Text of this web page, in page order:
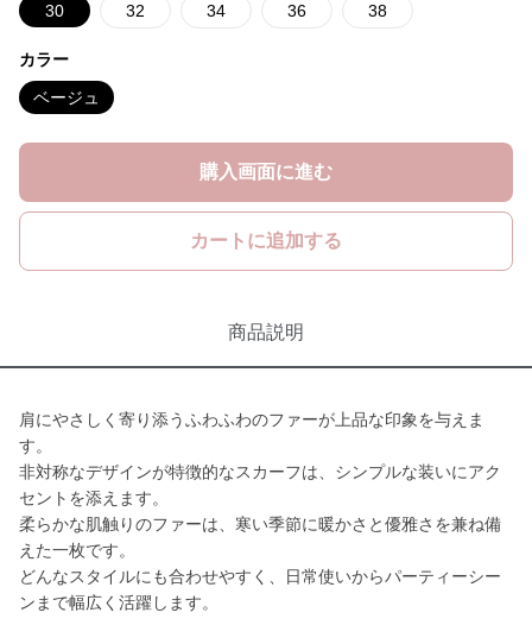
30 32 34 36 38
カラー
ベージュ
購入画面に進む
カートに追加する
商品説明
肩にやさしく寄り添うふわふわのファーが上品な印象を与えま
す。
非対称なデザインが特徴的なスカーフは、シンプルな装いにアク
セントを添えます。
柔らかな肌触りのファーは、寒い季節に暖かさと優雅さを兼ね備
えた一枚です。
どんなスタイルにも合わせやすく、日常使いからパーティーシー
ンまで幅広く活躍します。